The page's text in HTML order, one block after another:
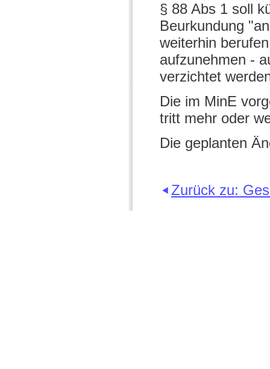
§ 88 Abs 1 soll
Beurkundung
weiterhin
aufzunehmen -
verzichtet
Die im MinE
tritt mehr oder
Die geplanten
Zurück zu: